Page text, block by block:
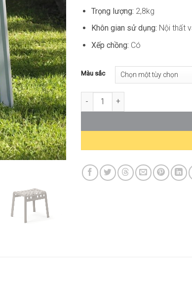
Trọng lượng: 2,8kg
Khôn gian sử dụng: Nội thất
Xếp chồng: Có
Màu sắc
Ghế Đôn Nhựa Cao Cấp Poggio